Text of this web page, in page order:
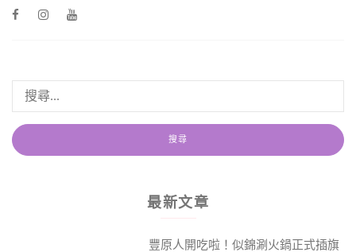
最新文章
豐原人開吃啦！似錦涮火鍋正式插旗